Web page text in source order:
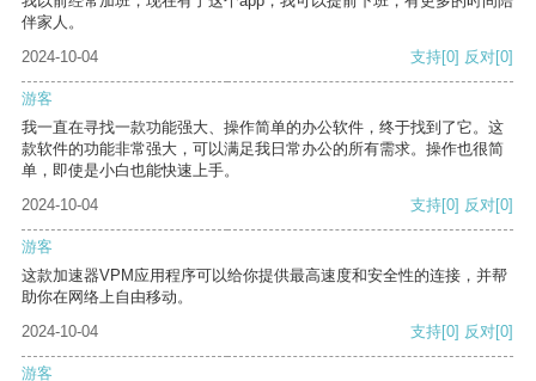
伴家人。
2024-10-04
支持[0] 反对[0]
游客
我一直在寻找一款功能强大、操作简单的办公软件，终于找到了它。这
款软件的功能非常强大，可以满足我日常办公的所有需求。操作也很简
单，即使是小白也能快速上手。
2024-10-04
支持[0] 反对[0]
游客
这款加速器VPM应用程序可以给你提供最高速度和安全性的连接，并帮
助你在网络上自由移动。
2024-10-04
支持[0] 反对[0]
游客